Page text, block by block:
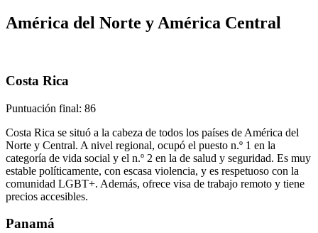
América del Norte y América Central
Costa Rica
Puntuación final: 86
Costa Rica se situó a la cabeza de todos los países de América del
Norte y Central. A nivel regional, ocupó el puesto n.º 1 en la
categoría de vida social y el n.º 2 en la de salud y seguridad. Es muy
estable políticamente, con escasa violencia, y es respetuoso con la
comunidad LGBT+. Además, ofrece visa de trabajo remoto y tiene
precios accesibles.
Panamá